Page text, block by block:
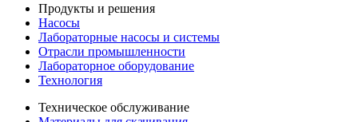
Продукты и решения
Насосы
Лабораторные насосы и системы
Отрасли промышленности
Лабораторное оборудование
Технология
Техническое обслуживание